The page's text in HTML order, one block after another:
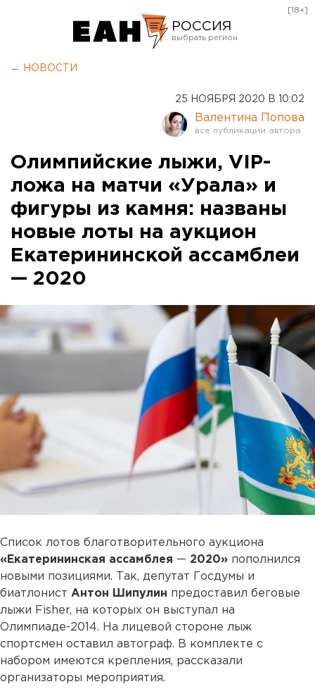
РОССИЯ
Курган
Оренбург
[18+]
← НОВОСТИ
25 НОЯБРЯ 2020 В 10:02
Валентина Попова
Олимпийские лыжи, VIP-
ложа на матчи «Урала» и
фигуры из камня: названы
новые лоты на аукцион
Екатерининской ассамблеи
— 2020
Список лотов благотворительного аукциона
«Екатерининская ассамблея — 2020» пополнился
новыми позициями. Так, депутат Госдумы и
биатлонист Антон Шипулин предоставил беговые
лыжи Fisher, на которых он выступал на
Олимпиаде-2014. На лицевой стороне лыж
спортсмен оставил автограф. В комплекте с
набором имеются крепления, рассказали
организаторы мероприятия.